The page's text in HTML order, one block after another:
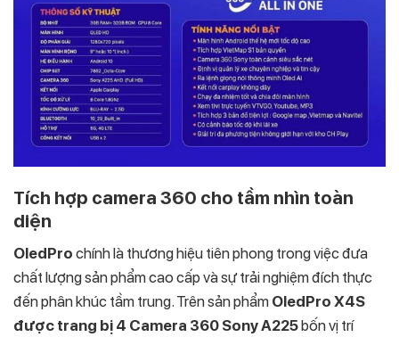
Tích hợp camera 360 cho tầm nhìn toàn
diện
OledPro chính là thương hiệu tiên phong trong việc đưa
chất lượng sản phẩm cao cấp và sự trải nghiệm đích thực
đến phân khúc tầm trung. Trên sản phẩm OledPro X4S
được trang bị 4 Camera 360 Sony A225bốn vị trí